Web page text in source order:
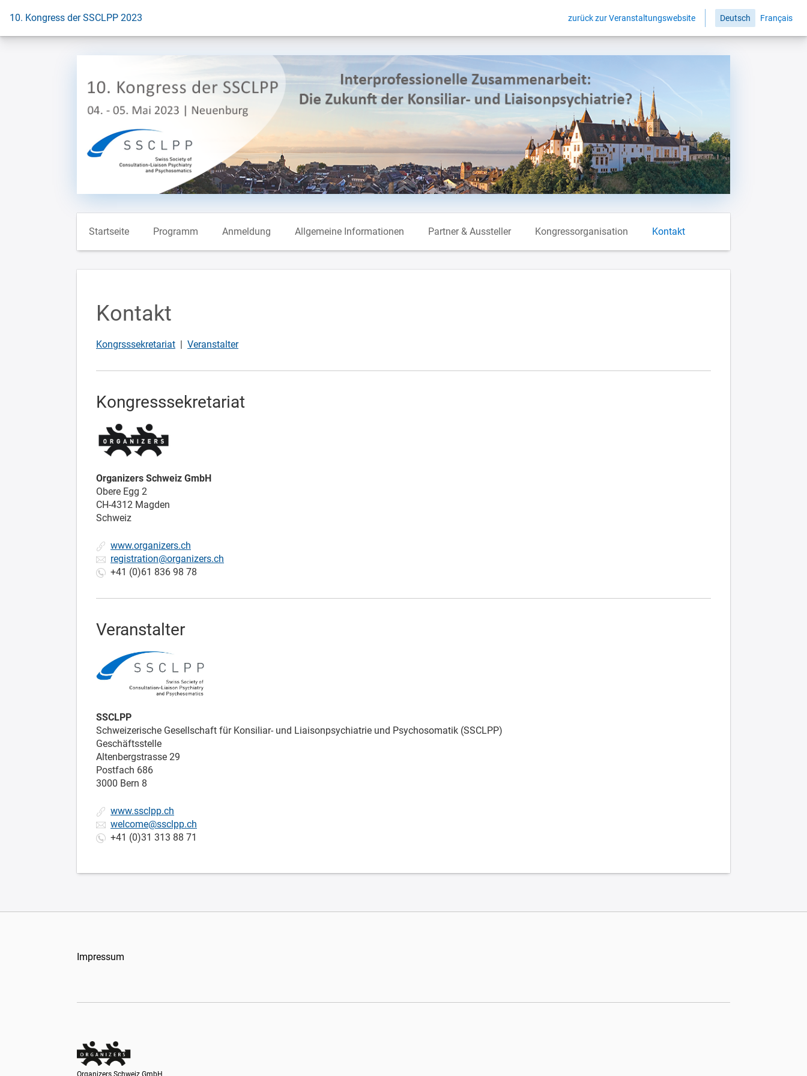
Zur Startseite
10. Kongress der SSCLPP 2023 zurück zur Veranstaltungswebsite Deutsch Français
Startseite Programm Anmeldung Allgemeine Informationen Partner & Aussteller Kongressorganisation Kontakt
Kontakt
Kongrsssekretariat Veranstalter
Kongresssekretariat
Organizers Schweiz GmbH
Obere Egg 2
CH-4312 Magden
Schweiz
www.organizers.ch
registration@organizers.ch
+41 (0)61 836 98 78
Veranstalter
SSCLPP
Schweizerische Gesellschaft für Konsiliar- und Liaisonpsychiatrie und Psychosomatik (SSCLPP)
Geschäftsstelle
Altenbergstrasse 29
Postfach 686
3000 Bern 8
www.ssclpp.ch
welcome@ssclpp.ch
+41 (0)31 313 88 71
Impressum
Organizers Schweiz GmbH